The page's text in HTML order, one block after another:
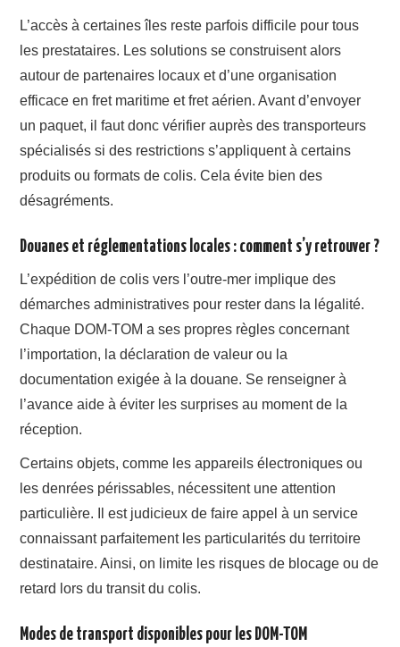
L’accès à certaines îles reste parfois difficile pour tous
les prestataires. Les solutions se construisent alors
autour de partenaires locaux et d’une organisation
efficace en fret maritime et fret aérien. Avant d’envoyer
un paquet, il faut donc vérifier auprès des transporteurs
spécialisés si des restrictions s’appliquent à certains
produits ou formats de colis. Cela évite bien des
désagréments.
Douanes et réglementations locales : comment s’y retrouver ?
L’expédition de colis vers l’outre-mer implique des
démarches administratives pour rester dans la légalité.
Chaque DOM-TOM a ses propres règles concernant
l’importation, la déclaration de valeur ou la
documentation exigée à la douane. Se renseigner à
l’avance aide à éviter les surprises au moment de la
réception.
Certains objets, comme les appareils électroniques ou
les denrées périssables, nécessitent une attention
particulière. Il est judicieux de faire appel à un service
connaissant parfaitement les particularités du territoire
destinataire. Ainsi, on limite les risques de blocage ou de
retard lors du transit du colis.
Modes de transport disponibles pour les DOM-TOM